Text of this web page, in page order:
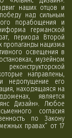
наших отцов и
над сильным
порабощения и
германской
периода Второй
пропаганды нацизма
освещения в
музейном
направлены,
недопущение его
находящаяся на
является
Дизайн». Любое
согласия
по Закону
правах” от 17